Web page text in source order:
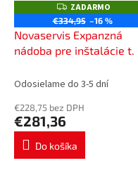
Z
A
D
A
M
ZADARMO
€334,95 –16 %
Novaservis Expanzná
nádoba pre inštalácie t. a
V100S
Odosielame do 3-5 dní
€228,75 bez DPH
€281,36
Do košíka